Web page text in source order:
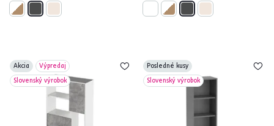
Akcia
Výpredaj
Slovenský výrobok
Posledné kusy
Slovenský výrobok